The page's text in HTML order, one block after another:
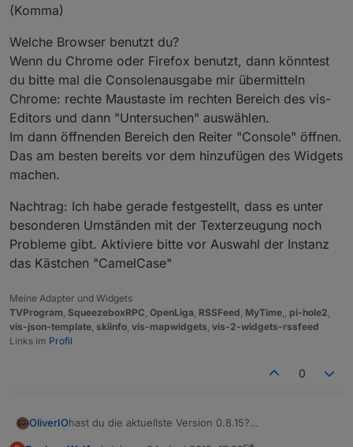
(Komma)
Welche Browser benutzt du?
Wenn du Chrome oder Firefox benutzt, dann könntest
du bitte mal die Consolenausgabe mir übermitteln
Chrome: rechte Maustaste im rechten Bereich des vis-
Editors und dann "Untersuchen" auswählen.
Im dann öffnenden Bereich den Reiter "Console" öffnen.
Das am besten bereits vor dem hinzufügen des Widgets
machen.
Nachtrag: Ich habe gerade festgestellt, dass es unter
besonderen Umständen mit der Texterzeugung noch
Probleme gibt. Aktiviere bitte vor Auswahl der Instanz
das Kästchen "CamelCase"
Meine Adapter und Widgets
TVProgram SqueezeboxRPC OpenLiga RSSFeed MyTime pi-hole2
vis-json-template skiinfo vis-mapwidgets vis-2-widgets-rssfeed
Links im Profil
0
OliverIOhast du die aktuellste Version 0.8.15?